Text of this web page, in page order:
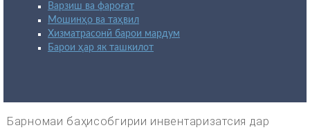
Варзиш ва фароғат
Мошинҳо ва таҳвил
Хизматрасонӣ барои мардум
Барои ҳар як ташкилот
Барномаи баҳисобгирии инвентаризатсия дар